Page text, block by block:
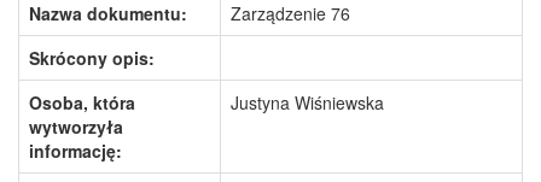
Nazwa dokumentu:
Zarządzenie 76
Skrócony opis:
Osoba, która
wytworzyła
informację:
Justyna Wiśniewska